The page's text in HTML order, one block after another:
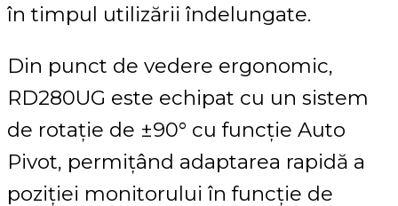
în timpul utilizării îndelungate.
Din punct de vedere ergonomic,
RD280UG este echipat cu un sistem
de rotație de ±90° cu funcție Auto
Pivot, permițând adaptarea rapidă a
poziției monitorului în funcție de